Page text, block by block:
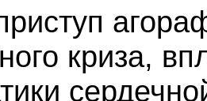
криза,